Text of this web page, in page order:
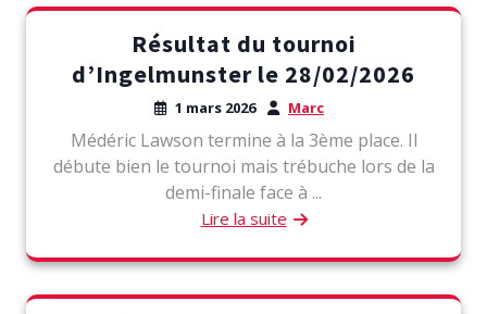
Résultat du tournoi
d’Ingelmunster le 28/02/2026
1 mars 2026 Marc
Médéric Lawson termine à la 3ème place. Il
débute bien le tournoi mais trébuche lors de la
demi-finale face à ...
Lire la suite